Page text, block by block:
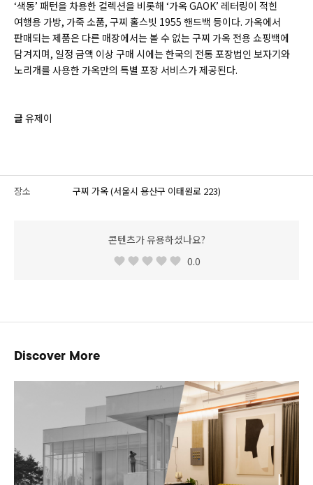
‘색동’ 패턴을 차용한 컬렉션을 비롯해 ‘가옥 GAOK’ 레터링이 적힌
여행용 가방, 가죽 소품, 구찌 홀스빗 1955 핸드백 등이다. 가옥에서
판매되는 제품은 다른 매장에서는 볼 수 없는 구찌 가옥 전용 쇼핑백에
담겨지며, 일정 금액 이상 구매 시에는 한국의 전통 포장법인 보자기와
노리개를 사용한 가옥만의 특별 포장 서비스가 제공된다.
글 유제이
장소 구찌 가옥 (서울시 용산구 이태원로 223)
콘텐츠가 유용하셨나요?
0.0
Discover More